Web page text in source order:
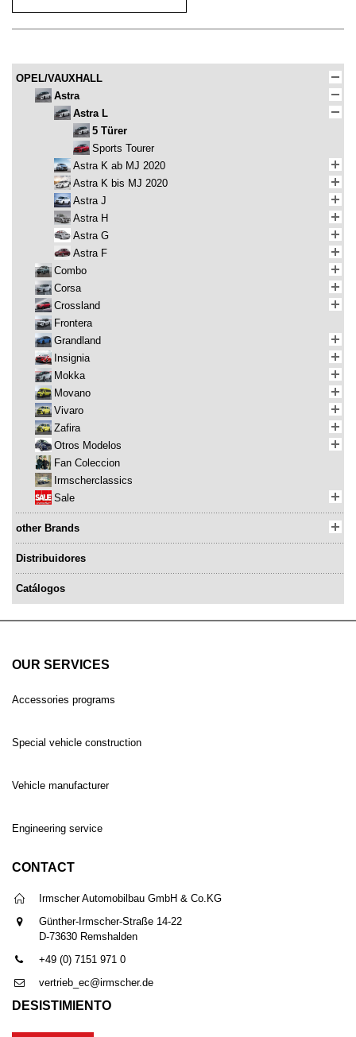
OPEL/VAUXHALL
Astra
Astra L
5 Türer
Sports Tourer
Astra K ab MJ 2020
Astra K bis MJ 2020
Astra J
Astra H
Astra G
Astra F
Combo
Corsa
Crossland
Frontera
Grandland
Insignia
Mokka
Movano
Vivaro
Zafira
Otros Modelos
Fan Coleccion
Irmscherclassics
Sale
other Brands
Distribuidores
Catálogos
OUR SERVICES
Accessories programs
Special vehicle construction
Vehicle manufacturer
Engineering service
CONTACT
Irmscher Automobilbau GmbH & Co.KG
Günther-Irmscher-Straße 14-22
D-73630 Remshalden
+49 (0) 7151 971 0
vertrieb_ec@irmscher.de
DESISTIMIENTO